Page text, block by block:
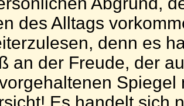
des Alltags
denn es
an der Freude, der
Spiegel